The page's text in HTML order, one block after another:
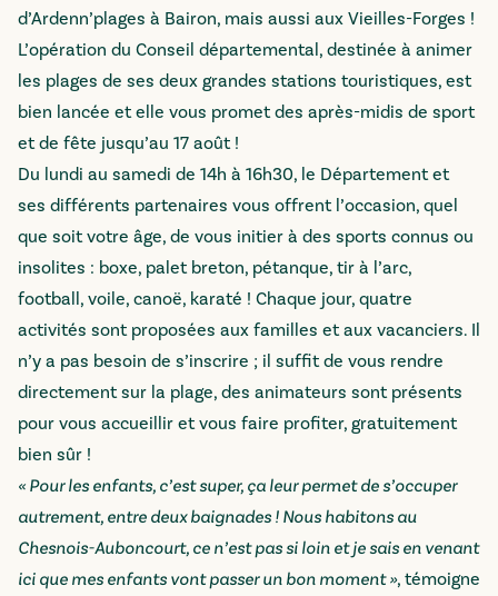
d’Ardenn’plages à Bairon, mais aussi aux Vieilles-Forges !
L’opération du Conseil départemental, destinée à animer
les plages de ses deux grandes stations touristiques, est
bien lancée et elle vous promet des après-midis de sport
et de fête jusqu’au 17 août !
Du lundi au samedi de 14h à 16h30, le Département et
ses différents partenaires vous offrent l’occasion, quel
que soit votre âge, de vous initier à des sports connus ou
insolites : boxe, palet breton, pétanque, tir à l’arc,
football, voile, canoë, karaté ! Chaque jour, quatre
activités sont proposées aux familles et aux vacanciers. Il
n’y a pas besoin de s’inscrire ; il suffit de vous rendre
directement sur la plage, des animateurs sont présents
pour vous accueillir et vous faire profiter, gratuitement
bien sûr !
« Pour les enfants, c’est super, ça leur permet de s’occuper
autrement, entre deux baignades ! Nous habitons au
Chesnois-Auboncourt, ce n’est pas si loin et je sais en venant
ici que mes enfants vont passer un bon moment », témoigne